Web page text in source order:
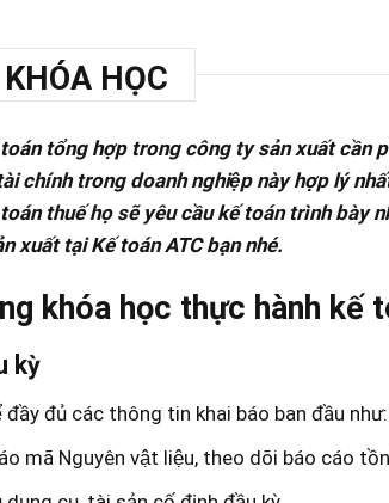
HỌC
tổng hợp trong công ty sản xuất cần
chính trong doanh nghiệp này hợp lý
thuế họ sẽ yêu cầu kế toán trình bày
xuất tại Kế toán ATC bạn nhé.
khóa học thực hành kế
kỳ
đủ các thông tin khai báo ban đầu
mã Nguyên vật liệu, theo dõi báo cáo